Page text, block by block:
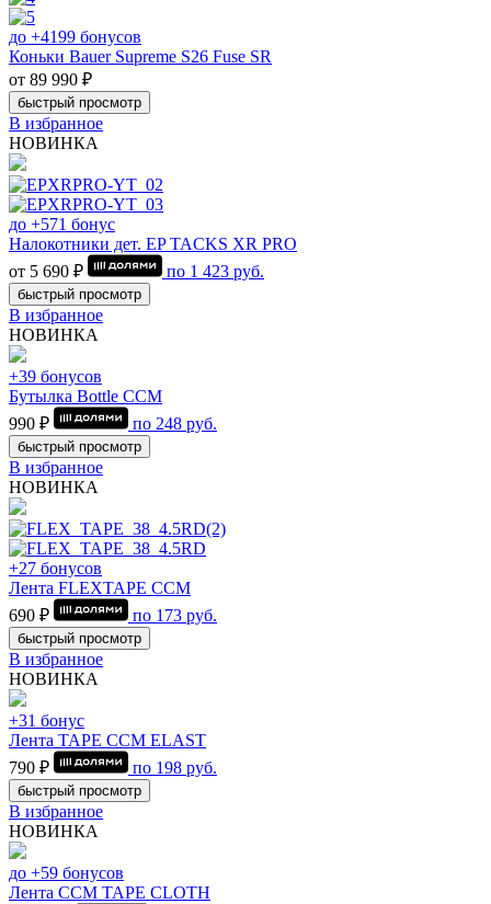
до +4199 бонусов
Коньки Bauer Supreme S26 Fuse SR
от 89 990 ₽
быстрый просмотр
В избранное
НОВИНКА
до +571 бонус
Налокотники дет. EP TACKS XR PRO
от 5 690 ₽
по 1 423 руб.
быстрый просмотр
В избранное
НОВИНКА
+39 бонусов
Бутылка Bottle CCM
990 ₽
по 248 руб.
быстрый просмотр
В избранное
НОВИНКА
+27 бонусов
Лента FLEXTAPE CCM
690 ₽
по 173 руб.
быстрый просмотр
В избранное
НОВИНКА
+31 бонус
Лента TAPE CCM ELAST
790 ₽
по 198 руб.
быстрый просмотр
В избранное
НОВИНКА
до +59 бонусов
Лента CCM TAPE CLOTH